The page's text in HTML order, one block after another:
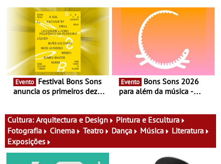
vinho, gastronomia e
música
Documentário, ensaio
fílmico e práticas artísticas
Evento
anuncia os primeiros dez
Evento
para além da música -
atividades para toda a
família e muito mais
Cultura: Arquitectura e Design
Pintura e Escultura
Fotografia
Cinema Teatro Dança Música
Literatura
Exposições